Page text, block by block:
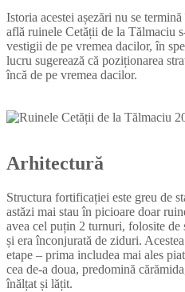
Istoria acestei așezări nu se
află ruinele Cetății de la Tălmaciu
vestigii de pe vremea dacilor, în
lucru sugerează că poziționarea
încă de pe vremea dacilor.
Arhitectură
Structura fortificației este greu de
astăzi mai stau în picioare doar
avea cel puțin 2 turnuri, folosite de
și era înconjurată de ziduri.
etape – prima includea mai ales
cea de-a doua, predomină
înălțat și lățit.